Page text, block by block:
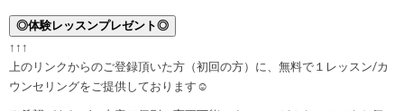
◎体験レッスンプレゼント◎
↑↑↑
上のリンクからのご登録頂いた方（初回の方）に、無料で１レッスン/カ
ウンセリングをご提供しております☺